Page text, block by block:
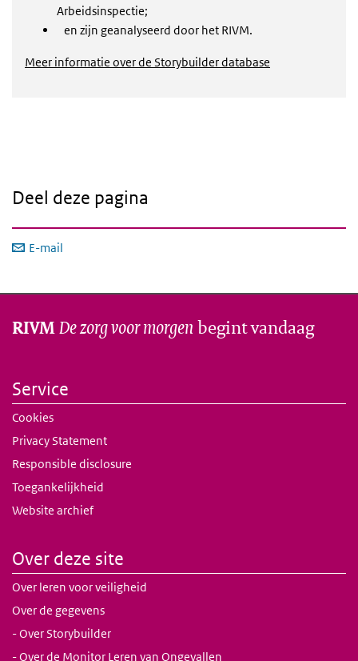
Arbeidsinspectie;
en zijn geanalyseerd door het RIVM.
Meer informatie over de Storybuilder database
Deel deze pagina
E-mail
RIVMDe zorg voor morgen begint vandaag
Service
Cookies
Privacy Statement
Responsible disclosure
Toegankelijkheid
Website archief
Over deze site
Over leren voor veiligheid
Over de gegevens
- Over Storybuilder
- Over de Monitor Leren van Ongevallen